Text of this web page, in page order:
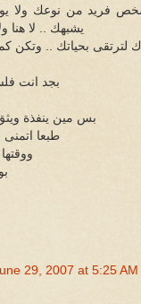
فريد من نوعك ولا
يشبهك .. لا هنا
لترتقى بحياتك .. وتكن
بجد انت
بس مين ينفذة
طبعا اتمنى
29, 2007 at 5:25 AM